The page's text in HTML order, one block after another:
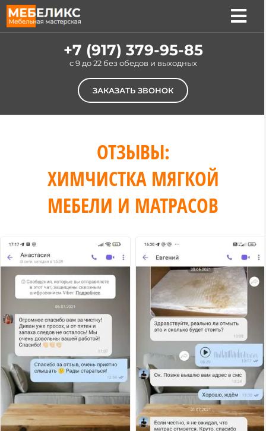
Skip
to
content
Услуги
Наши работы
Отзывы
Контакты
+7 (917) 379-95-85
c 9 до 22 без обедов и выходных
ЗАКАЗАТЬ ЗВОНОК
ОТЗЫВЫ:
ХИМЧИСТКА МЯГКОЙ
МЕБЕЛИ И МАТРАСОВ